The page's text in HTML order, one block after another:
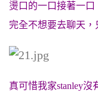
燙口的一口接著一口
完全不想要去聊天
真可惜我家stanley